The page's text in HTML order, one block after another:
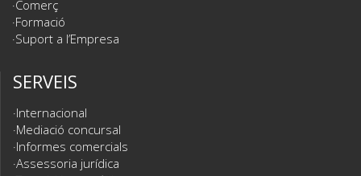
Comerç
Formació
Suport a l’Empresa
SERVEIS
Internacional
Mediació concursal
Informes comercials
Assessoria jurídica